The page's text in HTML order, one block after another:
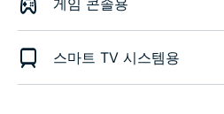
스마트 TV 시스템용